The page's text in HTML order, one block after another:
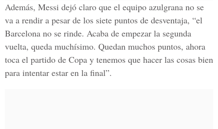
Además, Messi dejó claro que el equipo azulgrana no se
va a rendir a pesar de los siete puntos de desventaja, “el
Barcelona no se rinde. Acaba de empezar la segunda
vuelta, queda muchísimo. Quedan muchos puntos, ahora
toca el partido de Copa y tenemos que hacer las cosas bien
para intentar estar en la final”.